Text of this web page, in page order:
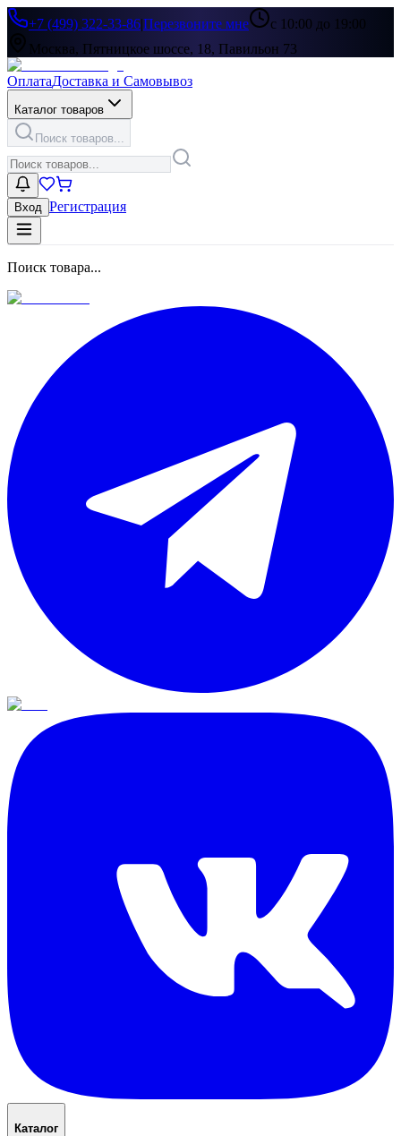
+7 (499) 322-33-86|Перезвоните мне
с 10:00 до 19:00
Москва, Пятницкое шоссе, 18, Павильон 73
ОплатаДоставка и Самовывоз
Каталог товаров
Поиск товаров...
Вход Регистрация
Поиск товара...
Каталог